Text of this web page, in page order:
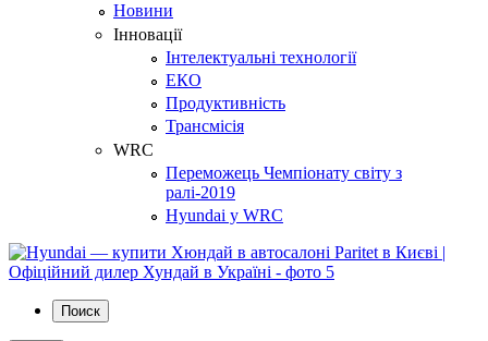
Новини
Інновації
Інтелектуальні технології
ЕКО
Продуктивність
Трансмісія
WRC
Переможець Чемпіонату світу з
ралі-2019
Hyundai у WRC
Поиск